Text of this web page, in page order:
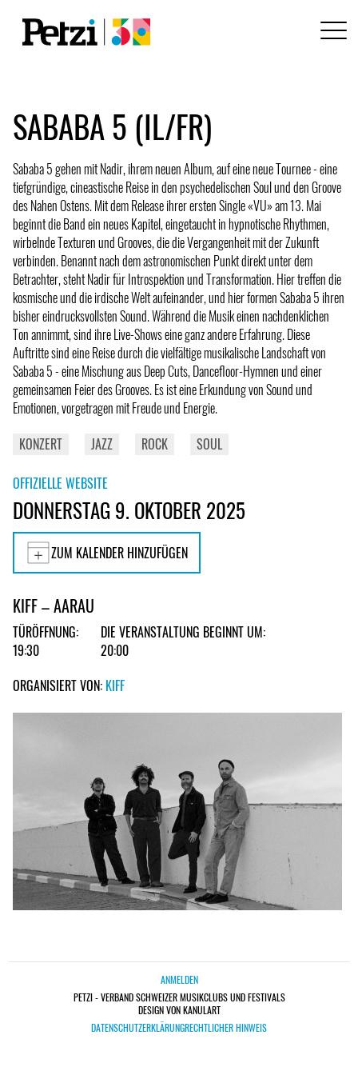
SABABA 5 (IL/FR)
Sababa 5 gehen mit Nadir, ihrem neuen Album, auf eine neue Tournee - eine
tiefgründige, cineastische Reise in den psychedelischen Soul und den Groove
des Nahen Ostens. Mit dem Release ihrer ersten Single «VU» am 13. Mai
beginnt die Band ein neues Kapitel, eingetaucht in hypnotische Rhythmen,
wirbelnde Texturen und Grooves, die die Vergangenheit mit der Zukunft
verbinden. Benannt nach dem astronomischen Punkt direkt unter dem
Betrachter, steht Nadir für Introspektion und Transformation. Hier treffen die
kosmische und die irdische Welt aufeinander, und hier formen Sababa 5 ihren
bisher eindrucksvollsten Sound. Während die Musik einen nachdenklichen
Ton annimmt, sind ihre Live-Shows eine ganz andere Erfahrung. Diese
Auftritte sind eine Reise durch die vielfältige musikalische Landschaft von
Sababa 5 - eine Mischung aus Deep Cuts, Dancefloor-Hymnen und einer
gemeinsamen Feier des Grooves. Es ist eine Erkundung von Sound und
Emotionen, vorgetragen mit Freude und Energie.
KONZERT
JAZZ ROCK SOUL
OFFIZIELLE WEBSITE
DONNERSTAG 9. OKTOBER 2025
ZUM KALENDER HINZUFÜGEN
KIFF – AARAU
TÜRÖFFNUNG:
19:30
DIE VERANSTALTUNG BEGINNT UM:
20:00
ORGANISIERT VON: KIFF
ANMELDEN
PETZI - VERBAND SCHWEIZER MUSIKCLUBS UND FESTIVALS
DESIGN VON KANULART
DATENSCHUTZERKLÄRUNGRECHTLICHER HINWEIS